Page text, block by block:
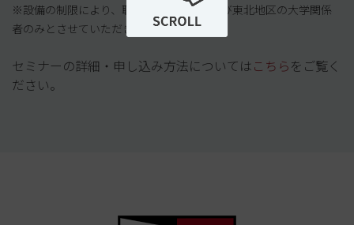
※設備の制限により、聴講は東北大学および東北地区の大学関係
者のみとさせていただきます。
セミナーの詳細・申し込み方法についてはこちらをご覧く
ださい。